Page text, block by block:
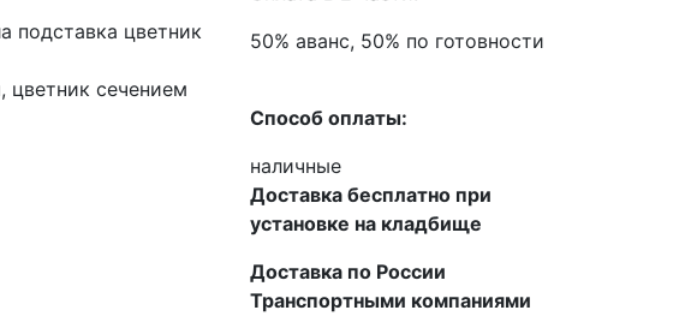
подставка цветник
сечением
50% аванс, 50% по готовности
Способ оплаты:
наличные
Доставка бесплатно при
установке на кладбище
Доставка по России
Транспортными компаниями